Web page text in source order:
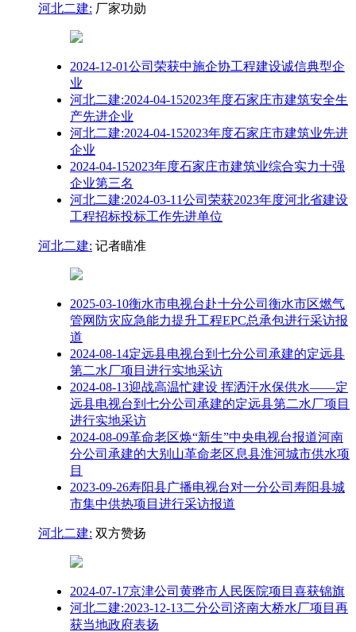
河北二建: 厂家功勋
2024-12-01公司荣获中施企协工程建设诚信典型企
业
河北二建:2024-04-152023年度石家庄市建筑安全生
产先进企业
河北二建:2024-04-152023年度石家庄市建筑业先进
企业
2024-04-152023年度石家庄市建筑业综合实力十强
企业第三名
河北二建:2024-03-11公司荣获2023年度河北省建设
工程招标投标工作先进单位
河北二建: 记者瞄准
2025-03-10衡水市电视台赴十分公司衡水市区燃气
管网防灾应急能力提升工程EPC总承包进行采访报
道
2024-08-14定远县电视台到七分公司承建的定远县
第二水厂项目进行实地采访
2024-08-13迎战高温忙建设 挥洒汗水保供水——定
远县电视台到七分公司承建的定远县第二水厂项目
进行实地采访
2024-08-09革命老区焕“新生”中央电视台报道河南
分公司承建的大别山革命老区息县淮河城市供水项
目
2023-09-26寿阳县广播电视台对一分公司寿阳县城
市集中供热项目进行采访报道
河北二建: 双方赞扬
2024-07-17京津公司黄骅市人民医院项目喜获锦旗
河北二建:2023-12-13二分公司济南大桥水厂项目再
获当地政府表扬